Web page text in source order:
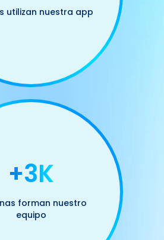
utilizan nuestra app
+3K
forman nuestro
equipo